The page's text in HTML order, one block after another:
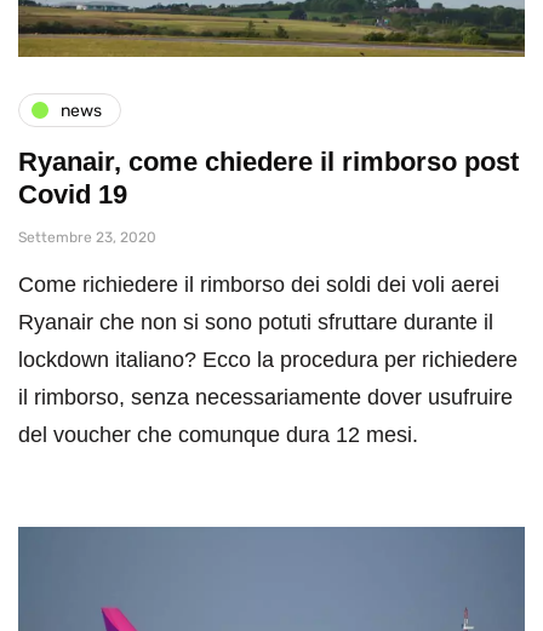
news
Ryanair, come chiedere il rimborso post
Covid 19
Settembre 23, 2020
Come richiedere il rimborso dei soldi dei voli aerei
Ryanair che non si sono potuti sfruttare durante il
lockdown italiano? Ecco la procedura per richiedere
il rimborso, senza necessariamente dover usufruire
del voucher che comunque dura 12 mesi.